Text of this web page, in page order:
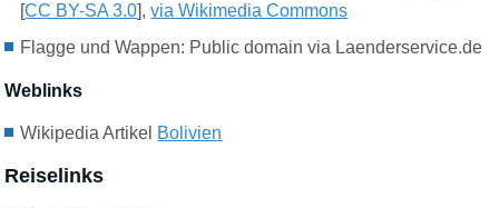
[CC BY-SA 3.0],via Wikimedia Commons
Flagge und Wappen: Public domain via Laenderservice.de
Weblinks
Wikipedia Artikel Bolivien
Reiselinks